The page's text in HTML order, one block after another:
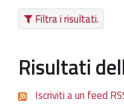
Patrimonio
Filtra i risultati.
Risultati
Iscriviti a un feed